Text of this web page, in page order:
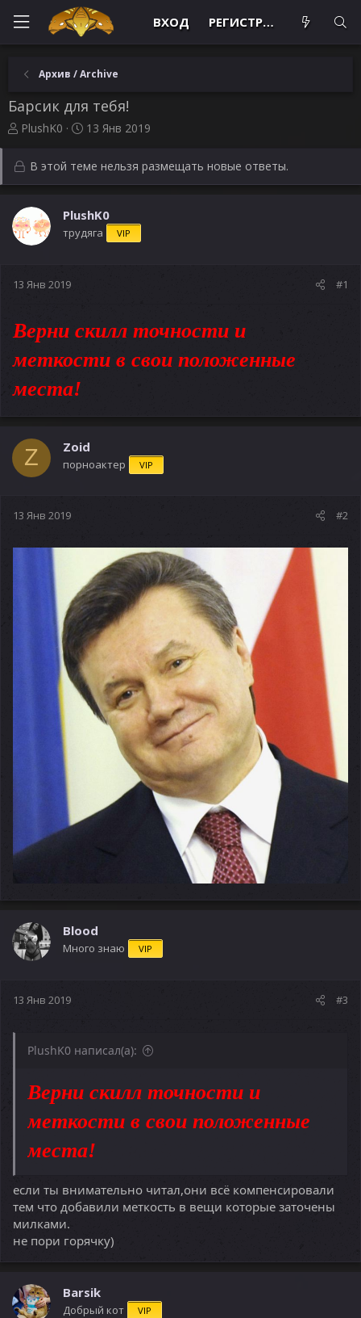
ВХОД РЕГИСТРАЦИЯ
Архив / Archive
Барсик для тебя!
А
т
о
р
т
е
м
ы
PlushK0
Д
а
н
ч
а
13 Янв 2019
В этой теме нельзя размещать новые ответы.
PlushK0
трудяга VIP
13 Янв 2019 #1
Верни скилл точности и
меткости в свои положенные
места!
Z Zoid
порноактер VIP
13 Янв 2019 #2
Blood
Много знаю VIP
13 Янв 2019 #3
PlushK0 написал(а):
Верни скилл точности и
меткости в свои положенные
места!
если ты внимательно читал,они всё компенсировали
тем что добавили меткость в вещи которые заточены
милками.
не пори горячку)
Barsik
Добрый кот VIP